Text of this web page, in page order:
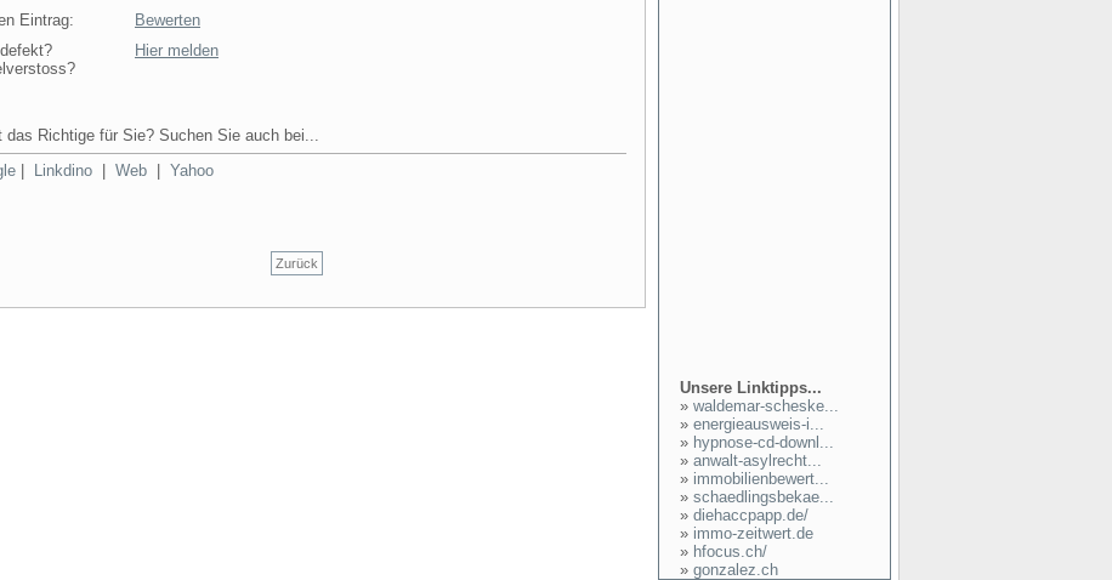
Eintrag:
Bewerten
Hier melden
das Richtige für Sie? Suchen Sie auch bei...
Linkdino Web Yahoo
Zurück
Unsere Linktipps...
» waldemar-scheske...
» energieausweis-i...
» hypnose-cd-downl...
» anwalt-asylrecht...
» immobilienbewert...
» schaedlingsbekae...
» diehaccpapp.de/
» immo-zeitwert.de
» hfocus.ch/
» gonzalez.ch